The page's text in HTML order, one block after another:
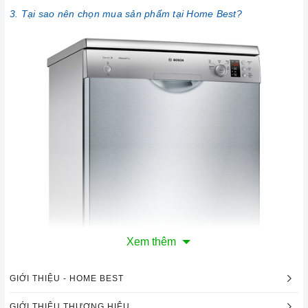
3. Tại sao nên chọn mua sản phẩm tại Home Best?
Xem thêm
GIỚI THIỆU - HOME BEST